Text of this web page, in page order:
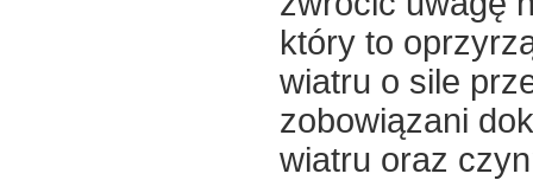
który to
wiatru o sile
zobowiązani
wiatru oraz